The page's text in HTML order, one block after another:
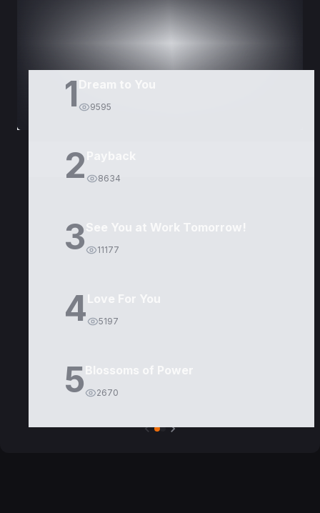
1 9595
2 8634
3 11177
4 5197
5 2670